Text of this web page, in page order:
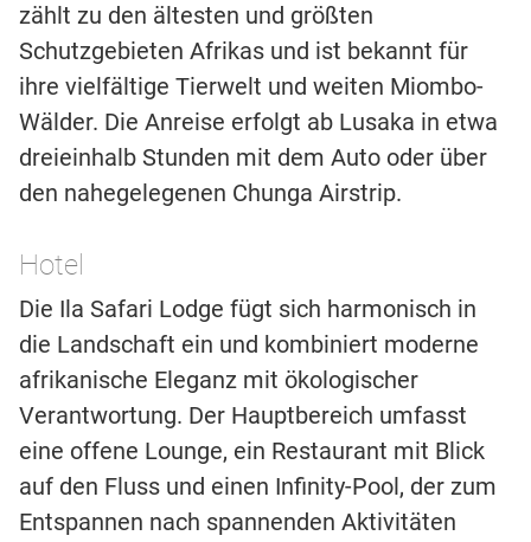
zählt zu den ältesten und größten
Schutzgebieten Afrikas und ist bekannt für
ihre vielfältige Tierwelt und weiten Miombo-
Wälder. Die Anreise erfolgt ab Lusaka in etwa
dreieinhalb Stunden mit dem Auto oder über
den nahegelegenen Chunga Airstrip.
Hotel
Die Ila Safari Lodge fügt sich harmonisch in
die Landschaft ein und kombiniert moderne
afrikanische Eleganz mit ökologischer
Verantwortung. Der Hauptbereich umfasst
eine offene Lounge, ein Restaurant mit Blick
auf den Fluss und einen Infinity-Pool, der zum
Entspannen nach spannenden Aktivitäten